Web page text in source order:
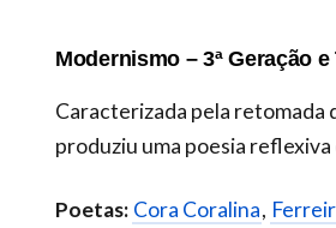
Modernismo – 3ª Geração
Caracterizada pela retomada
produziu uma poesia reflexiva
Poetas: Cora Coralina,